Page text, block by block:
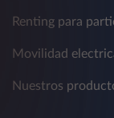
Renting para
Movilidad
Nuestros